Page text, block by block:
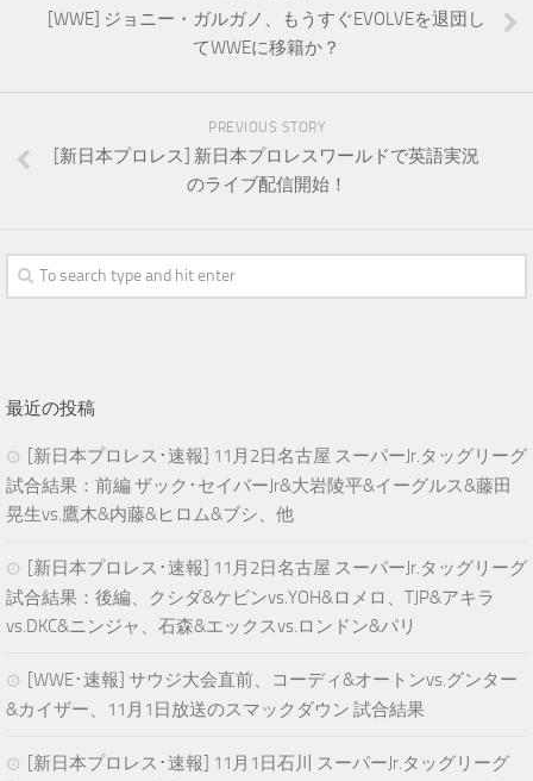
[WWE] ジョニー・ガルガノ、もうすぐEVOLVEを退団し
てWWEに移籍か？
PREVIOUS STORY
[新日本プロレス] 新日本プロレスワールドで英語実況
のライブ配信開始！
最近の投稿
[新日本プロレス･速報] 11月2日名古屋 スーパーJr.タッグリーグ
試合結果：前編 ザック･セイバーJr&大岩陵平&イーグルス&藤田
晃生vs.鷹木&内藤&ヒロム&ブシ、他
[新日本プロレス･速報] 11月2日名古屋 スーパーJr.タッグリーグ
試合結果：後編、クシダ&ケビンvs.YOH&ロメロ、TJP&アキラ
vs.DKC&ニンジャ、石森&エックスvs.ロンドン&パリ
[WWE･速報] サウジ大会直前、コーディ&オートンvs.グンター
&カイザー、11月1日放送のスマックダウン 試合結果
[新日本プロレス･速報] 11月1日石川 スーパーJr.タッグリーグ